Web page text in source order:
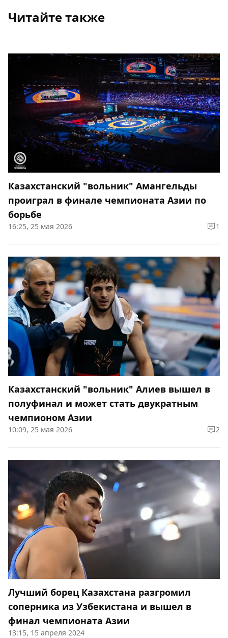
Читайте также
Казахстанский "вольник" Амангельды
проиграл в финале чемпионата Азии по
борьбе
16:25, 25 мая 2026 1
Казахстанский "вольник" Алиев вышел в
полуфинал и может стать двукратным
чемпионом Азии
10:09, 25 мая 2026 2
Лучший борец Казахстана разгромил
соперника из Узбекистана и вышел в
финал чемпионата Азии
13:15, 15 апреля 2024